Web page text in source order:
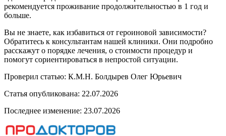
рекомендуется проживание продолжительностью в 1 год и
больше.
Вы не знаете, как избавиться от героиновой зависимости?
Обратитесь к консультантам нашей клиники. Они подробно
расскажут о порядке лечения, о стоимости процедур и
помогут сориентироваться в непростой ситуации.
Проверил статью: К.М.Н. Болдырев Олег Юрьевич
Статья опубликована: 22.07.2026
Последнее изменение: 23.07.2026